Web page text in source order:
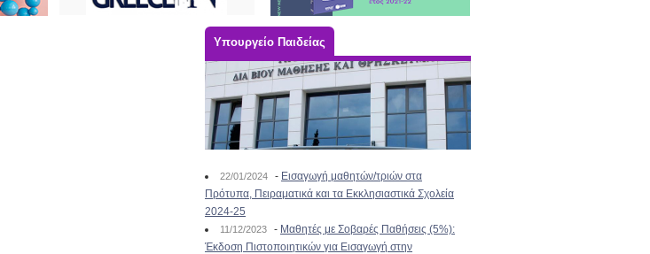
Υπουργείο Παιδείας
22/01/2024 - Εισαγωγή μαθητών/τριών στα
Πρότυπα, Πειραματικά και τα Εκκλησιαστικά Σχολεία
2024-25
11/12/2023 - Μαθητές με Σοβαρές Παθήσεις (5%):
Έκδοση Πιστοποιητικών για Εισαγωγή στην